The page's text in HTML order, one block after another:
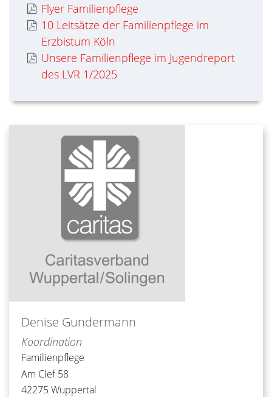
Flyer Familienpflege
10 Leitsätze der Familienpflege im
Erzbistum Köln
Unsere Familienpflege im Jugendreport
des LVR 1/2025
Denise Gundermann
Koordination
Familienpflege
Am Clef 58
42275Wuppertal